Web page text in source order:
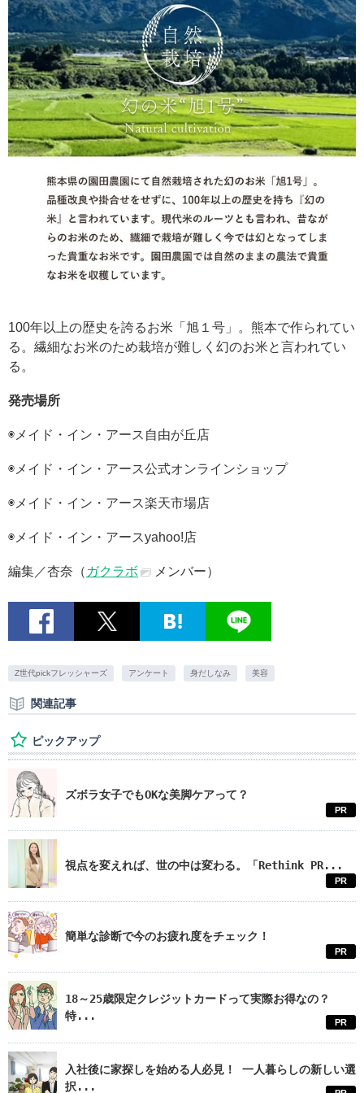
100年以上の歴史を誇るお米「旭１号」。熊本で作られてい
る。繊細なお米のため栽培が難しく幻のお米と言われてい
る。
発売場所
◉メイド・イン・アース自由が丘店
◉メイド・イン・アース公式オンラインショップ
◉メイド・イン・アース楽天市場店
◉メイド・イン・アースyahoo!店
編集／杏奈（ ガクラボ メンバー）
Z世代pickフレッシャーズ アンケート 身だしなみ 美容
関連記事
ピックアップ
ズボラ女子でもOKな美脚ケアって？
PR
視点を変えれば、世の中は変わる。「Rethink PR...
PR
簡単な診断で今のお疲れ度をチェック！
PR
18～25歳限定クレジットカードって実際お得なの？
特...
PR
入社後に家探しを始める人必見！ 一人暮らしの新しい選
択...